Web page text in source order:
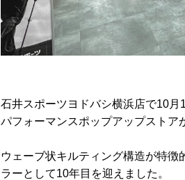
石井スポーツヨドバシ横浜店で10
パフォーマンスポップアップストア
ウェーブ状キルティング構造が特
ラーとして10年目を迎えました。